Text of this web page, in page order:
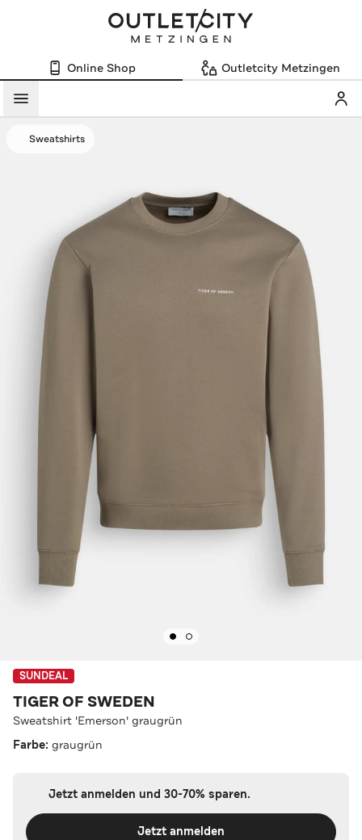
Online Shop Outletcity Metzingen
Menü
Sweatshirts
SUNDEAL
TIGER OF SWEDEN
Sweatshirt 'Emerson' graugrün
Farbe: graugrün
Jetzt anmelden und 30-70% sparen.
Jetzt anmelden